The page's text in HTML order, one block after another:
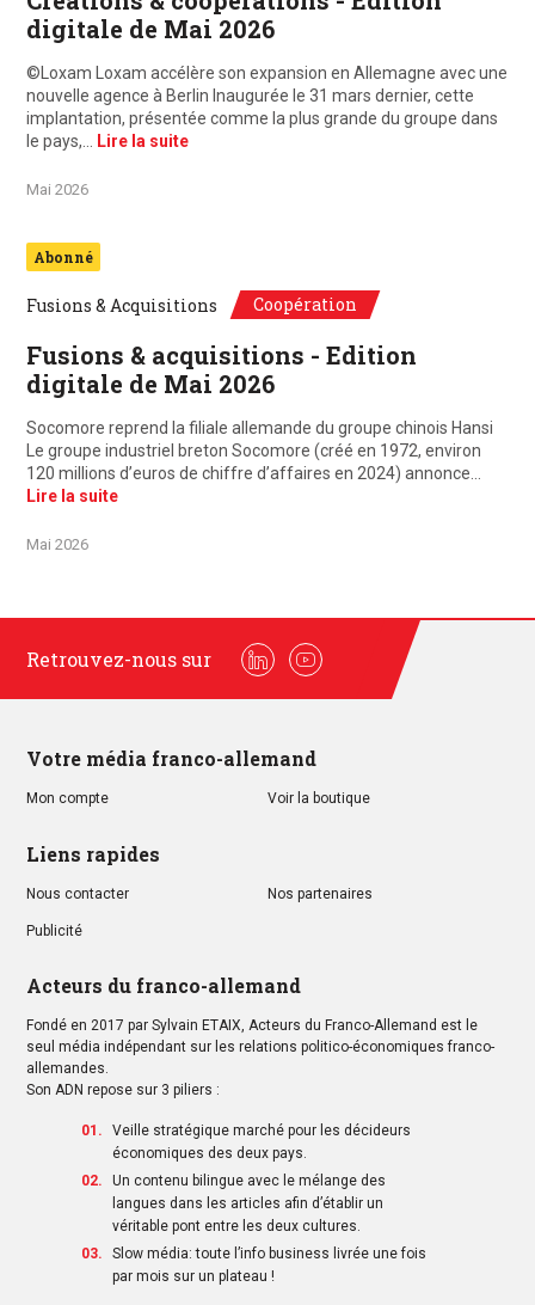
digitale de Mai 2026
©Loxam Loxam accélère son expansion en Allemagne avec une
nouvelle agence à Berlin Inaugurée le 31 mars dernier, cette
implantation, présentée comme la plus grande du groupe dans
le pays,…
Lire la suite
Mai 2026
Abonné
Fusions & Acquisitions Coopération
Fusions & acquisitions - Edition
digitale de Mai 2026
Socomore reprend la filiale allemande du groupe chinois Hansi
Le groupe industriel breton Socomore (créé en 1972, environ
120 millions d’euros de chiffre d’affaires en 2024) annonce…
Lire la suite
Mai 2026
Retrouvez-nous sur
LinkedinYoutube
Votre média franco-allemand
Mon compte Voir la boutique
Liens rapides
Nous contacter Nos partenaires
Publicité
Acteurs du franco-allemand
Fondé en 2017 par Sylvain ETAIX, Acteurs du Franco-Allemand est le
seul média indépendant sur les relations politico-économiques franco-
allemandes.
Son ADN repose sur 3 piliers :
Veille stratégique marché pour les décideurs
économiques des deux pays.
Un contenu bilingue avec le mélange des
langues dans les articles afin d’établir un
véritable pont entre les deux cultures.
Slow média: toute l’info business livrée une fois
par mois sur un plateau !